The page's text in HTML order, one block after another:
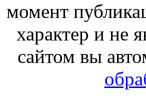
момент
характер и не
сайтом вы